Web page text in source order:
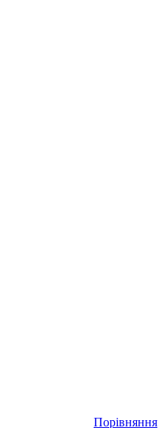
Порівняння